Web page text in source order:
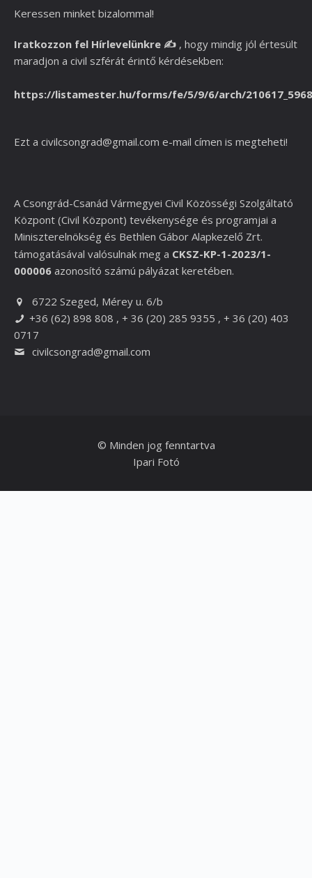
Keressen minket bizalommal!
Iratkozzon fel Hírlevelünkre ✍️ , hogy mindig jól értesült
maradjon a civil szférát érintő kérdésekben:
https://listamester.hu/forms/fe/5/9/6/arch/
Ezt a civilcsongrad@gmail.com e-mail címen is megteheti!
A Csongrád-Csanád Vármegyei Civil Közösségi Szolgáltató
Központ (Civil Központ) tevékenysége és programjai a
Miniszterelnökség és Bethlen Gábor Alapkezelő Zrt.
támogatásával valósulnak meg a CKSZ-KP-1-2023/1-
000006 azonosító számú pályázat keretében.
6722 Szeged, Mérey u. 6/b
+36 (62) 898 808 , + 36 (20) 285 9355 , + 36 (20) 403
0717
civilcsongrad@gmail.com
© Minden jog fenntartva
Ipari Fotó